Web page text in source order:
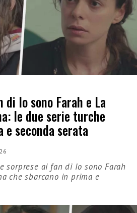
Io sono Farah e La
le due serie turche
e seconda serata
sorprese ai fan di Io sono Farah
che sbarcano in prima e